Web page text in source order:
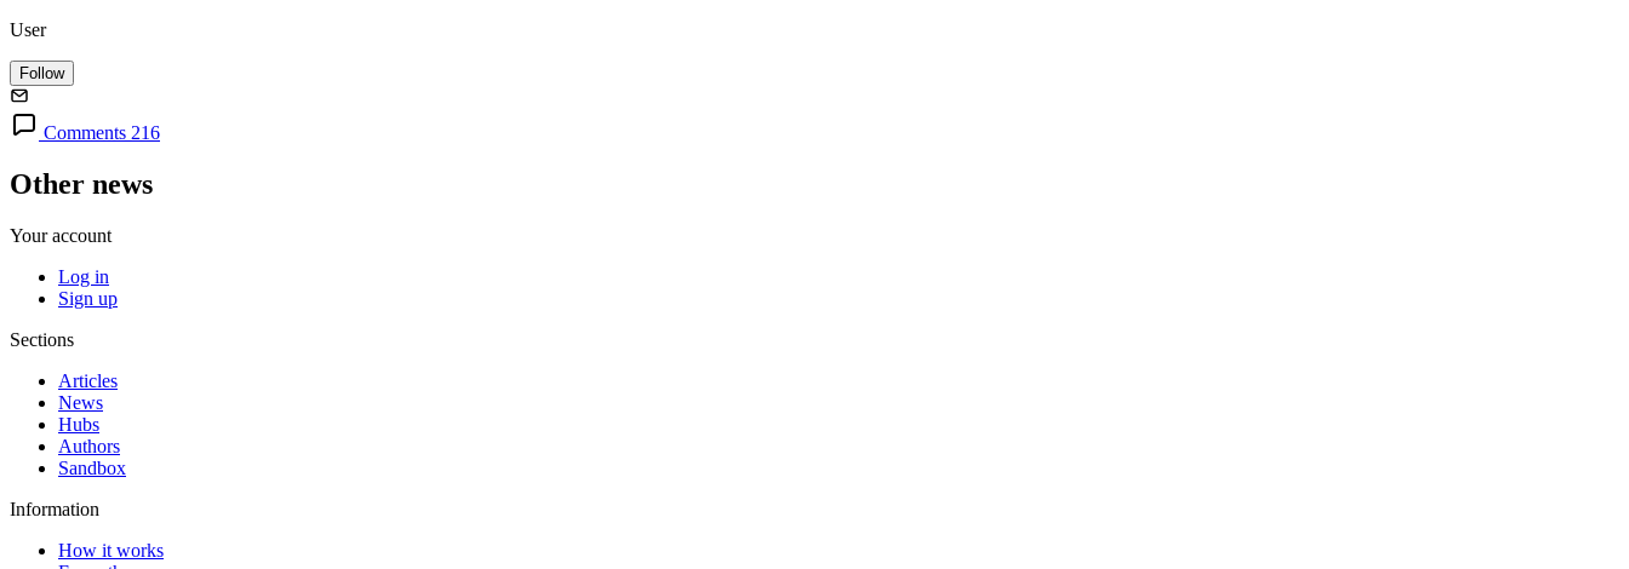
User
Follow
Comments 216
Other news
Your account
Log in
Sign up
Sections
Articles
News
Hubs
Authors
Sandbox
Information
How it works